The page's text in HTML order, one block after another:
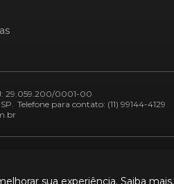
sua experiência. Saiba mais.
29.059.200/0001-00
Telefone para contato: (11) 99144-4129